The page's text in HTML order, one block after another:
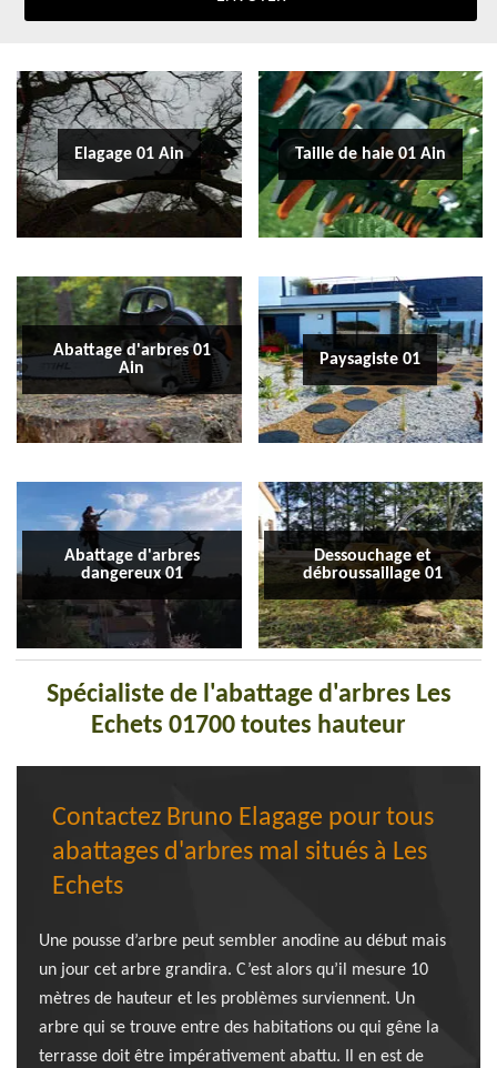
Elagage 01 Ain Taille de haie 01 Ain
Abattage d'arbres 01
Ain
Paysagiste 01
Abattage d'arbres
dangereux 01
Dessouchage et
débroussaillage 01
Spécialiste de l'abattage d'arbres Les
Echets 01700 toutes hauteur
Contactez Bruno Elagage pour tous
abattages d'arbres mal situés à Les
Echets
Une pousse d’arbre peut sembler anodine au début mais
un jour cet arbre grandira. C’est alors qu’il mesure 10
mètres de hauteur et les problèmes surviennent. Un
arbre qui se trouve entre des habitations ou qui gêne la
terrasse doit être impérativement abattu. Il en est de